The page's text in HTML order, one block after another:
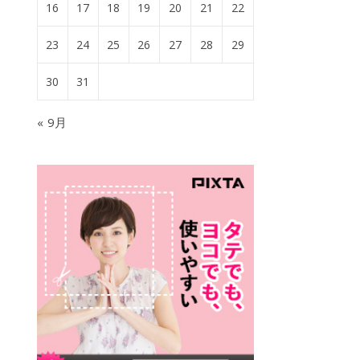
16 17 18 19 20 21 22
23 24 25 26 27 28 29
30 31
« 9月